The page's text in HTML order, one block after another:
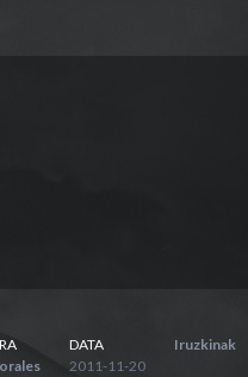
DATA
2011-11-20
Iruzkinak